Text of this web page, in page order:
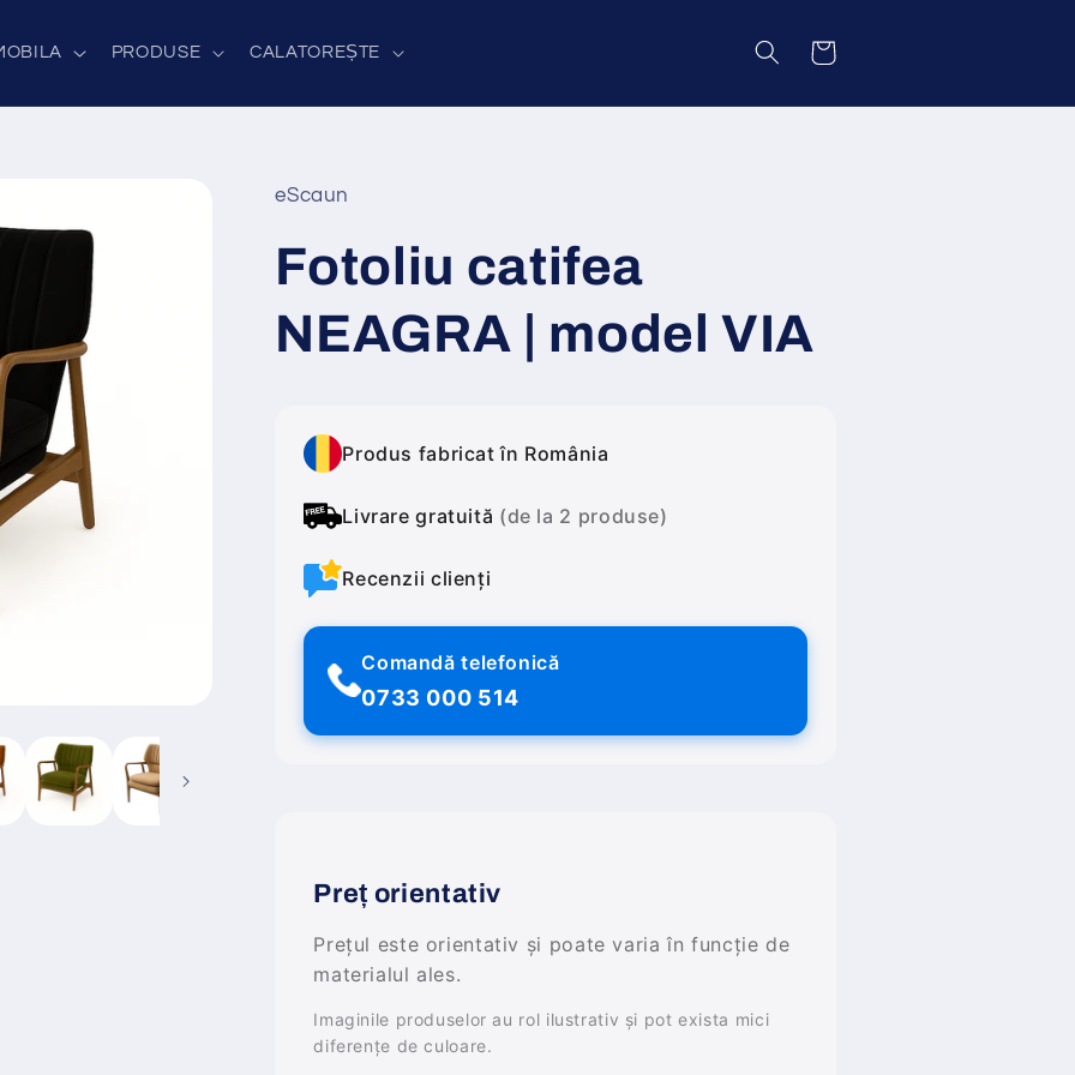
PRODUSE CALATOREȘTE Coș
eScaun
Fotoliu catifea
NEAGRA | model VIA
Produs fabricat în România
Livrare gratuită (de la 2 produse)
Recenzii clienți
Comandă telefonică
0733 000 514
Preț orientativ
Prețul este orientativ și poate varia în funcție de
materialul ales.
Imaginile produselor au rol ilustrativ și pot exista mici
diferențe de culoare.